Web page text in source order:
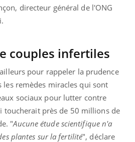
directeur général de l'ONG
couples infertiles
pour rappeler la prudence
les remèdes miracles qui sont
sociaux pour lutter contre
près de 50 millions de
"Aucune étude scientifique n'a
plantes sur la fertilité", déclare